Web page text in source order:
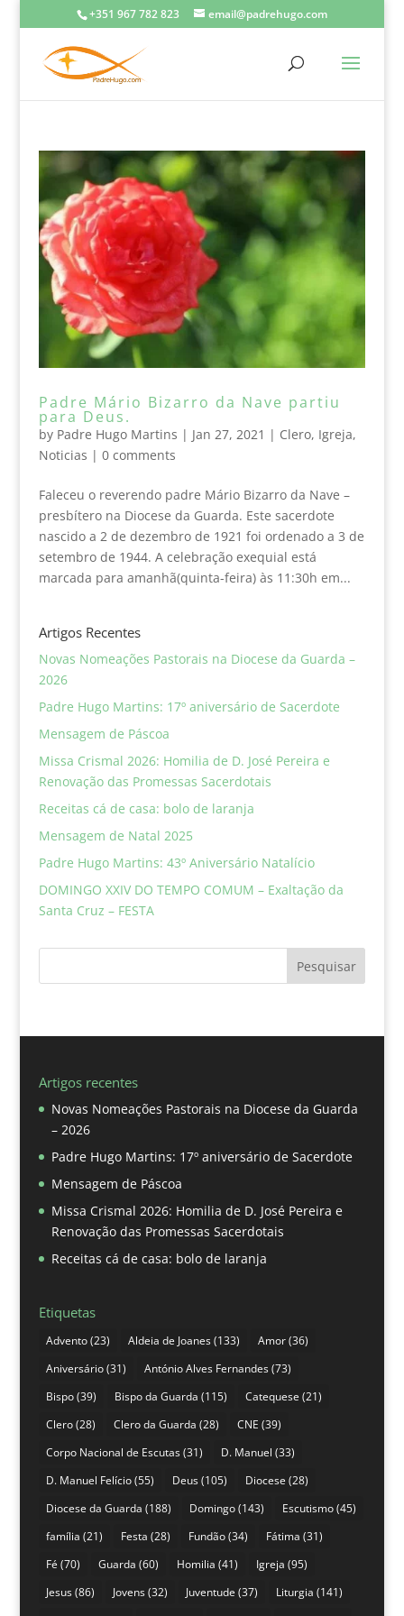
+351 967 782 823 email@padrehugo.com
Padre Mário Bizarro da Nave partiu
para Deus.
by Padre Hugo Martins | Jan 27, 2021 | Clero, Igreja,
Noticias | 0 comments
Faleceu o reverendo padre Mário Bizarro da Nave –
presbítero na Diocese da Guarda. Este sacerdote
nascido a 2 de dezembro de 1921 foi ordenado a 3 de
setembro de 1944. A celebração exequial está
marcada para amanhã(quinta-feira) às 11:30h em...
Artigos Recentes
Novas Nomeações Pastorais na Diocese da Guarda –
2026
Padre Hugo Martins: 17º aniversário de Sacerdote
Mensagem de Páscoa
Missa Crismal 2026: Homilia de D. José Pereira e
Renovação das Promessas Sacerdotais
Receitas cá de casa: bolo de laranja
Mensagem de Natal 2025
Padre Hugo Martins: 43º Aniversário Natalício
DOMINGO XXIV DO TEMPO COMUM – Exaltação da
Santa Cruz – FESTA
Pesquisar
Artigos recentes
Novas Nomeações Pastorais na Diocese da Guarda
– 2026
Padre Hugo Martins: 17º aniversário de Sacerdote
Mensagem de Páscoa
Missa Crismal 2026: Homilia de D. José Pereira e
Renovação das Promessas Sacerdotais
Receitas cá de casa: bolo de laranja
Etiquetas
Advento(23) Aldeia de Joanes(133) Amor(36)
Aniversário(31) António Alves Fernandes(73)
Bispo(39) Bispo da Guarda (115) Catequese (21)
Clero(28) Clero da Guarda (28) CNE (39)
Corpo Nacional de Escutas(31) D. Manuel (33)
D. Manuel Felício(55) Deus(105) Diocese (28)
Diocese da Guarda (188) Domingo(143) Escutismo(45)
família (21) Festa (28) Fundão(34) Fátima (31)
Fé (70) Guarda (60) Homilia (41) Igreja (95)
Jesus(86) Jovens(32) Juventude (37) Liturgia (141)